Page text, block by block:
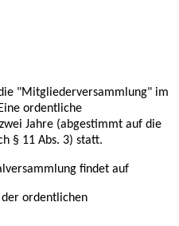
"Mitgliederversammlung" im
ordentliche
Jahre (abgestimmt auf die
§ 11 Abs. 3) statt.
findet auf
der ordentlichen